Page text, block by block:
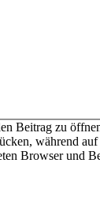
Beitrag zu
während
Browser und